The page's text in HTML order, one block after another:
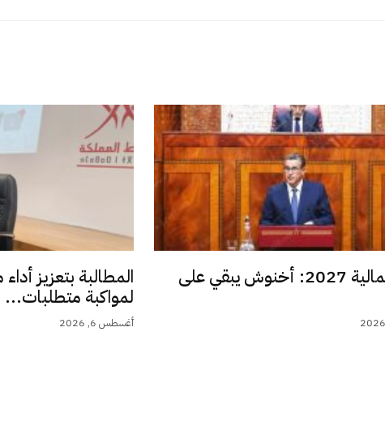
قانون المالية 2027: أخنوش يبقي على المطالبة بتعزيز
لمواكبة متطلبات...
أغسطس 6, 2026